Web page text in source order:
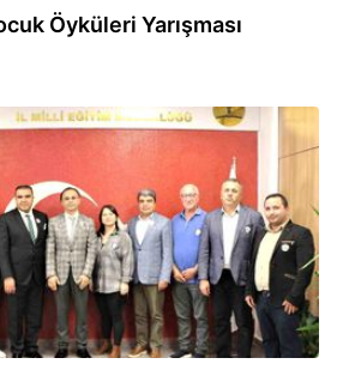
Öyküleri Yarışması